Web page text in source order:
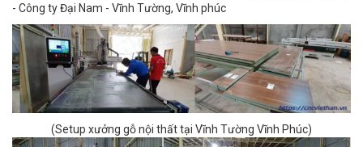
- Công ty Đại Nam - Vĩnh Tường, Vĩnh phúc
(Setup xưởng gỗ nội thất tại Vĩnh Tường Vĩnh Phúc)